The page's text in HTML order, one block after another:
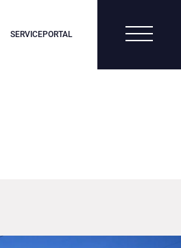
SERVICEPORTAL